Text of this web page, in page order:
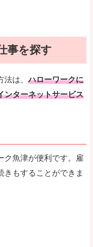
事を探す
法は、ハローワークに
ンターネットサービス
ク魚津が便利です。雇
きもすることができま